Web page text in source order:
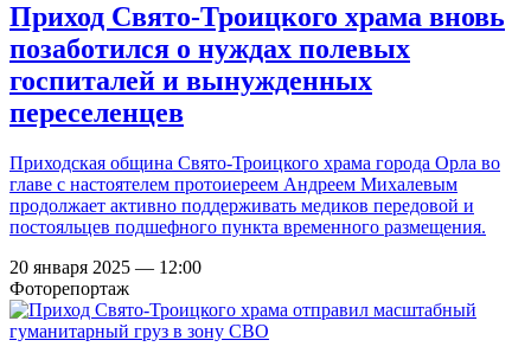
Приход Свято-Троицкого храма вновь
позаботился о нуждах полевых
госпиталей и вынужденных
переселенцев
Приходская община Свято-Троицкого храма города Орла во
главе с настоятелем протоиереем Андреем Михалевым
продолжает активно поддерживать медиков передовой и
постояльцев подшефного пункта временного размещения.
20 января 2025 — 12:00
Фоторепортаж